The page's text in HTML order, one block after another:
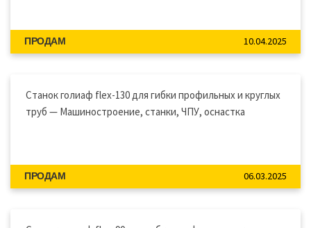
ПРОДАМ 10.04.2025
Станок голиаф flex-130 для гибки профильных и круглых
труб — Машиностроение, станки, ЧПУ, оснастка
ПРОДАМ 06.03.2025